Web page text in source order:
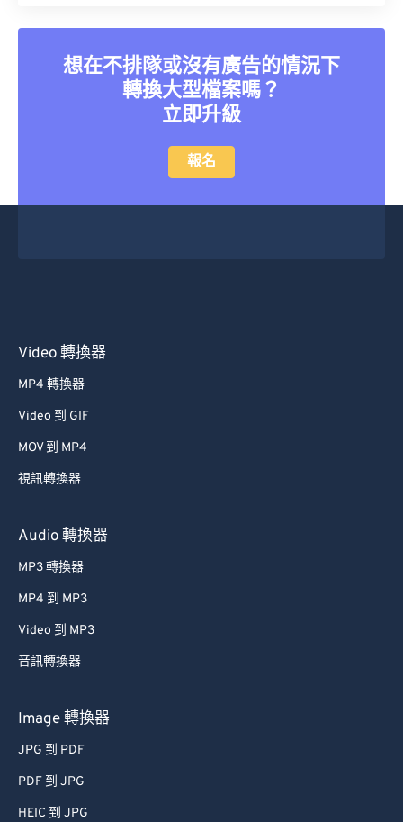
想在不排隊或沒有廣告的情況下
轉換大型檔案嗎？
立即升級
報名
Video 轉換器
MP4 轉換器
Video 到 GIF
MOV 到 MP4
視訊轉換器
Audio 轉換器
MP3 轉換器
MP4 到 MP3
Video 到 MP3
音訊轉換器
Image 轉換器
JPG 到 PDF
PDF 到 JPG
HEIC 到 JPG